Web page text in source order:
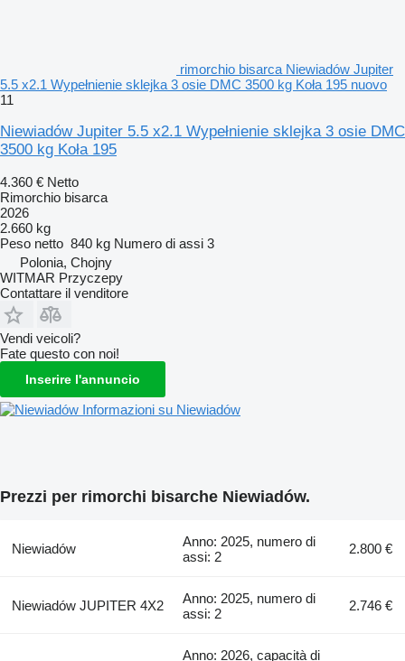
rimorchio bisarca Niewiadów Jupiter
5.5 x2.1 Wypełnienie sklejka 3 osie DMC 3500 kg Koła 195 nuovo
11
Niewiadów Jupiter 5.5 x2.1 Wypełnienie sklejka 3 osie DMC
3500 kg Koła 195
4.360 € Netto
Rimorchio bisarca
2026
2.660 kg
Peso netto 840 kg Numero di assi 3
Polonia, Chojny
WITMAR Przyczepy
Contattare il venditore
Vendi veicoli?
Fate questo con noi!
Inserire l'annuncio
Informazioni su Niewiadów
Prezzi per rimorchi bisarche Niewiadów.
Niewiadów
Anno: 2025, numero di
assi: 2
2.800 €
Niewiadów JUPITER 4X2
Anno: 2025, numero di
assi: 2
2.746 €
Anno: 2026, capacità di